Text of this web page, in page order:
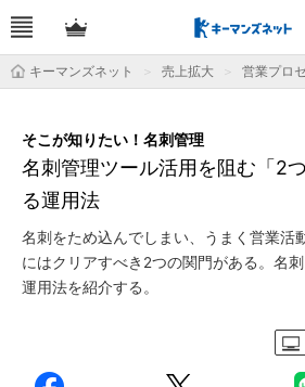
キーマンズネット 売上拡大 営業プロ
名刺管理ツール活用を阻む「2
る運用法
そこが知りたい！名刺管理
名刺をため込んでしまい、うまく営業活
にはクリアすべき2つの関門がある。名
運用法を紹介する。